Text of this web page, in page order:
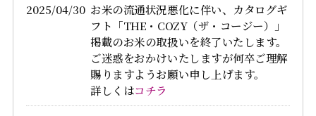
2025/04/30 お米の流通状況悪化に伴い、カタログギ
フト「THE・COZY（ザ・コージー）」
掲載のお米の取扱いを終了いたします。
ご迷惑をおかけいたしますが何卒ご理解
賜りますようお願い申し上げます。
詳しくはコチラ